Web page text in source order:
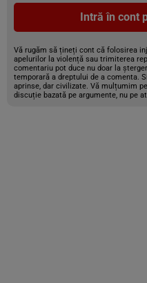
Intră în cont
Vă rugăm să țineți cont că folosirea
apelurilor la violență sau trimiterea
comentariu pot duce nu doar la
temporară a dreptului de a comenta.
aprinse, dar civilizate. Vă mulțumim
discuție bazată pe argumente, nu pe